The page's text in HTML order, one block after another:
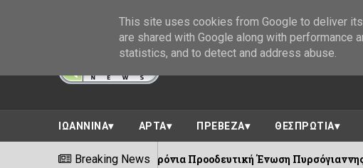
ΙΩΑΝΝΙΝΑ ΑΡΤΑ ΠΡΕΒΕΖΑ ΘΕΣΠΡΩΤΙΑ
Breaking News
100 χρόνια Προοδευτική Ένωση Πυρσόγιαννης ||Πλήθος
This site uses cookies from Google to deliver
are shared with Google along with performance
statistics, and to detect and address abuse.